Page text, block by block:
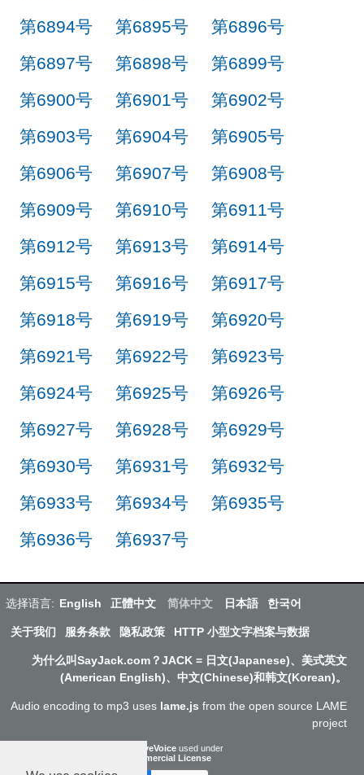
第6894号
第6895号
第6896号
第6897号
第6898号
第6899号
第6900号
第6901号
第6902号
第6903号
第6904号
第6905号
第6906号
第6907号
第6908号
第6909号
第6910号
第6911号
第6912号
第6913号
第6914号
第6915号
第6916号
第6917号
第6918号
第6919号
第6920号
第6921号
第6922号
第6923号
第6924号
第6925号
第6926号
第6927号
第6928号
第6929号
第6930号
第6931号
第6932号
第6933号
第6934号
第6935号
第6936号
第6937号
选择语言: English 正體中文 简体中文 日本語 한국어
关于我们 服务条款 隐私政策 HTTP 小型文字档案与数据
为什么叫SayJack.com？JACK = 日文(Japanese)、美式英文
(American English)、中文(Chinese)和韩文(Korean)。
Audio encoding to mp3 uses lame.js from the open source LAME
project
ResponsiveVoice used under
Non-Commercial License